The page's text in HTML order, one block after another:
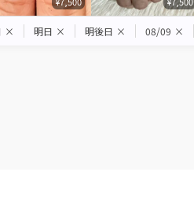
× 明日 × 明後日 × 08/09 ×